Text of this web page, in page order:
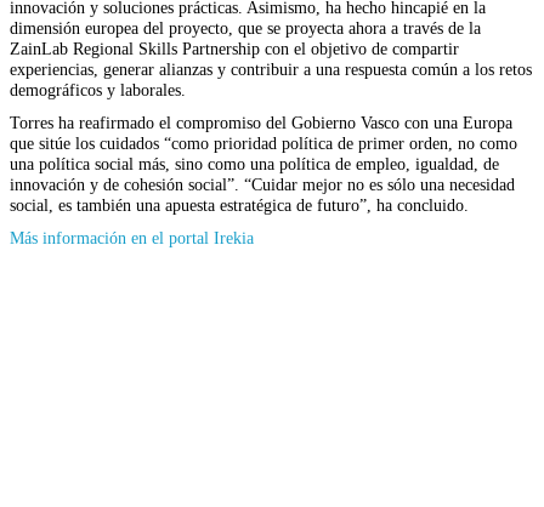
innovación y soluciones prácticas. Asimismo, ha hecho hincapié en la
dimensión europea del proyecto, que se proyecta ahora a través de la
ZainLab Regional Skills Partnership con el objetivo de compartir
experiencias, generar alianzas y contribuir a una respuesta común a los retos
demográficos y laborales.
Torres ha reafirmado el compromiso del Gobierno Vasco con una Europa
que sitúe los cuidados “como prioridad política de primer orden, no como
una política social más, sino como una política de empleo, igualdad, de
innovación y de cohesión social”. “Cuidar mejor no es sólo una necesidad
social, es también una apuesta estratégica de futuro”, ha concluido.
Más información en el portal Irekia(Se